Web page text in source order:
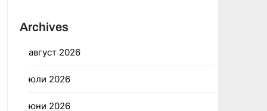
Archives
август 2026
юли 2026
юни 2026